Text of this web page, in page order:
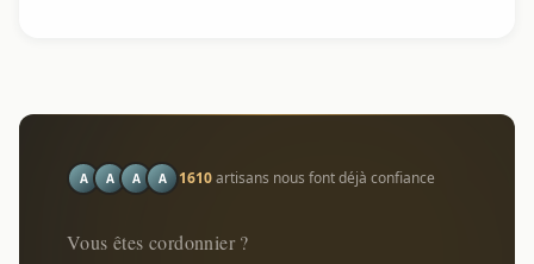
A A A A 1610artisans nous font déjà confiance
Vous êtes cordonnier ?